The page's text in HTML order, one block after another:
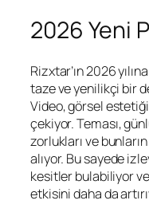
2026 Yeni
Rizxtar’ın 2026
taze ve yenilikçi bir
Video, görsel
çekiyor. Teması,
zorlukları ve
alıyor. Bu sayede
kesitler bulabiliyor
etkisini daha da